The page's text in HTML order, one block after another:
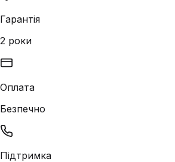
Гарантія
2 роки
Оплата
Безпечно
Підтримка